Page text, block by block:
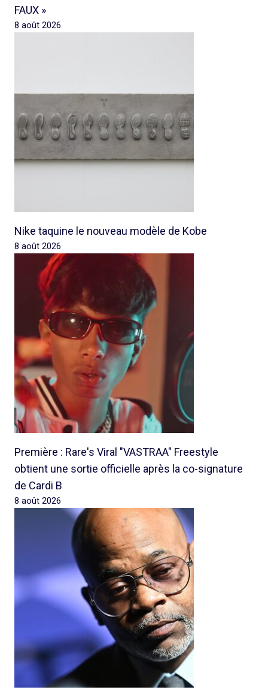
FAUX »
8 août 2026
Nike taquine le nouveau modèle de Kobe
8 août 2026
Première : Rare's Viral "VASTRAA" Freestyle
obtient une sortie officielle après la co-signature
de Cardi B
8 août 2026